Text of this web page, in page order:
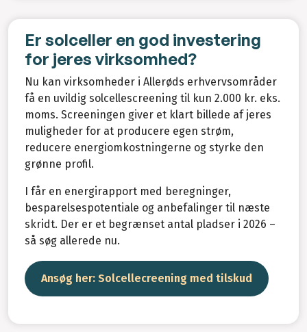
Er solceller en god investering
for jeres virksomhed?
Nu kan virksomheder i Allerøds erhvervsområder
få en uvildig solcellescreening til kun 2.000 kr. eks.
moms. Screeningen giver et klart billede af jeres
muligheder for at producere egen strøm,
reducere energiomkostningerne og styrke den
grønne profil.
I får en energirapport med beregninger,
besparelsespotentiale og anbefalinger til næste
skridt. Der er et begrænset antal pladser i 2026 –
så søg allerede nu.
Ansøg her: Solcellecreening med tilskud